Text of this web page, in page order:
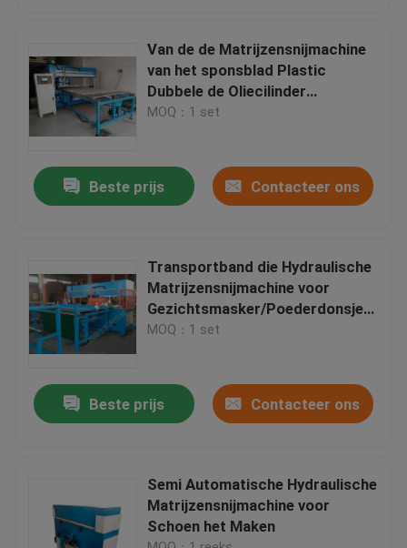
Producten
Ongeveer ons
Fabrieksreis
Contacteer ons
Hydraulische Matrijzensnijmachine
De hydraulische Snijmachine van de Persmatrijs
De hydraulische Snijmachine van het
Van de de Matrijzensnijmachine
van het sponsblad Plastic
Dubbele de Oliecilinder
10135mm Slagwaaier
MOQ：1 set
Beste prijs Contacteer ons
Transportband die Hydraulische
Matrijzensnijmachine voor
Gezichtsmasker/Poederdonsje
voeden
MOQ：1 set
Beste prijs Contacteer ons
Semi Automatische Hydraulische
Matrijzensnijmachine voor
Schoen het Maken